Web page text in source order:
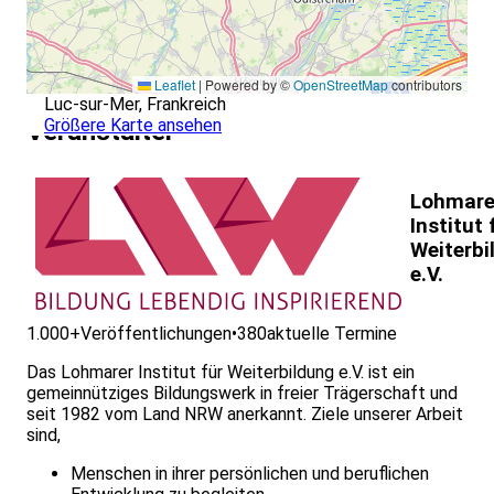
Leaflet | Powered by ©OpenStreetMapcontributors
Luc-sur-Mer, Frankreich
Größere Karte ansehen
Veranstalter
Institut
e.V.
1.000+Veröffentlichungen•380aktuelle Termine
Das Lohmarer Institut für Weiterbildung e.V. ist ein
gemeinnütziges Bildungswerk in freier Trägerschaft und
seit 1982 vom Land NRW anerkannt. Ziele unserer Arbeit
sind,
Menschen in ihrer persönlichen und beruflichen